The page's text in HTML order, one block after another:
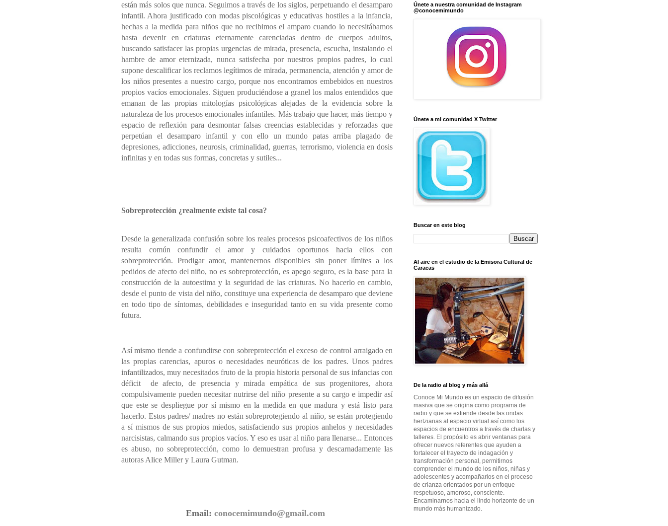
están más solos que nunca. Seguimos a través de los siglos, perpetuando el desamparo
infantil. Ahora justificado con modas piscológicas y educativas hostiles a la infancia,
hechas a la medida para niños que no recibimos el amparo cuando lo necesitábamos
hasta devenir en criaturas eternamente carenciadas dentro de cuerpos adultos,
buscando satisfacer las propias urgencias de mirada, presencia, escucha, instalando el
hambre de amor eternizada, nunca satisfecha por nuestros propios padres, lo cual
supone descalificar los reclamos legítimos de mirada, permanencia, atención y amor de
los niños presentes a nuestro cargo, porque nos encontramos embebidos en nuestros
propios vacíos emocionales. Siguen produciéndose a granel los malos entendidos que
emanan de las propias mitologías psicológicas alejadas de la evidencia sobre la
naturaleza de los procesos emocionales infantiles. Más trabajo que hacer, más tiempo y
espacio de reflexión para desmontar falsas creencias establecidas y reforzadas que
perpetúan el desamparo infantil y con ello un mundo patas arriba plagado de
depresiones, adicciones, neurosis, criminalidad, guerras, terrorismo, violencia en dosis
infinitas y en todas sus formas, concretas y sutiles...
Sobreprotección ¿realmente existe tal cosa?
Desde la generalizada confusión sobre los reales procesos psicoafectivos de los niños
resulta común confundir el amor y cuidados oportunos hacia ellos con
sobreprotección. Prodigar amor, mantenernos disponibles sin poner límites a los
pedidos de afecto del niño, no es sobreprotección, es apego seguro, es la base para la
construcción de la autoestima y la seguridad de las criaturas. No hacerlo en cambio,
desde el punto de vista del niño, constituye una experiencia de desamparo que deviene
en todo tipo de síntomas, debilidades e inseguridad tanto en su vida presente como
futura.
Así mismo tiende a confundirse con sobreprotección el exceso de control arraigado en
las propias carencias, apuros o necesidades neuróticas de los padres. Unos padres
infantilizados, muy necesitados fruto de la propia historia personal de sus infancias con
déficit de afecto, de presencia y mirada empática de sus progenitores, ahora
compulsivamente pueden necesitar nutrirse del niño presente a su cargo e impedir así
que este se despliegue por sí mismo en la medida en que madura y está listo para
hacerlo. Estos padres/ madres no están sobreprotegiendo al niño, se están protegiendo
a sí mismos de sus propios miedos, satisfaciendo sus propios anhelos y necesidades
narcisistas, calmando sus propios vacíos. Y eso es usar al niño para llenarse... Entonces
es abuso, no sobreprotección, como lo demuestran profusa y descarnadamente las
autoras Alice Miller y Laura Gutman.
Email: conocemimundo@gmail.com
Únete a nuestra comunidad de Instagram
@conocemimundo
Únete a mi comunidad X Twitter
Buscar en este blog
Al aire en el estudio de la Emisora Cultural de
Caracas
De la radio al blog y más allá
Conoce Mi Mundo es un espacio de difusión
masiva que se origina como programa de
radio y que se extiende desde las ondas
hertzianas al espacio virtual así como los
espacios de encuentros a través de charlas y
talleres. El propósito es abrir ventanas para
ofrecer nuevos referentes que ayuden a
fortalecer el trayecto de indagación y
transformación personal, permitirnos
comprender el mundo de los niños, niñas y
adolescentes y acompañarlos en el proceso
de crianza orientados por un enfoque
respetuoso, amoroso, consciente.
Encaminarnos hacia el lindo horizonte de un
mundo más humanizado.